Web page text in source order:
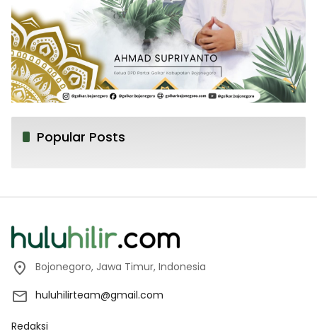
Popular Posts
Bojonegoro, Jawa Timur, Indonesia
huluhilirteam@gmail.com
Redaksi